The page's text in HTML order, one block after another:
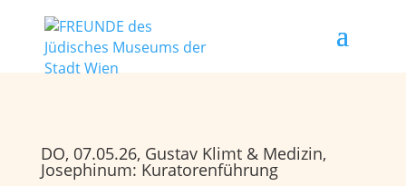
DO, 07.05.26, Gustav Klimt & Medizin,
Josephinum: Kuratorenführung